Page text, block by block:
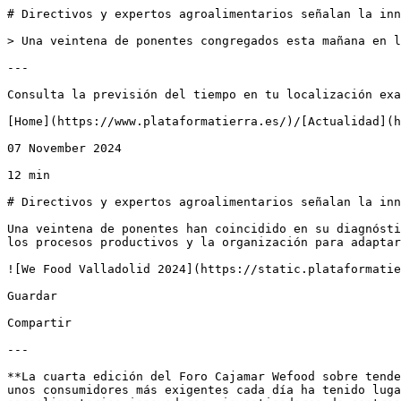
# Directivos y expertos agroalimentarios señalan la innovación como respuesta clave a las demandas del consumidor en el Foro Cajamar WeFood

> Una veintena de ponentes congregados esta mañana en la sede de Cajamar en Valladolid han coincidido en su diagnóstico

---

Consulta la previsión del tiempo en tu localización exactaSuscríbete a nuestra Newsletter semanal

[Home](https://www.plataformatierra.es/)/[Actualidad](https://www.plataformatierra.es/actualidad)

07 November 2024

12 min

# Directivos y expertos agroalimentarios señalan la innovación como respuesta clave a las demandas del consumidor en el Foro Cajamar WeFood

Una veintena de ponentes han coincidido en su diagnóstico sobre la importancia de evolucionar en los productos que la industria agroalimentaria pone en el mercado, en los procesos productivos y la organización para adaptarse a las nuevas demandas de consumo

![We Food Valladolid 2024](https://static.plataformatierra.es/strapi-uploads/assets/web_we_food_valladolid_2024_1_488b8eb37f.png)

Guardar

Compartir

---

**La cuarta edición del Foro Cajamar Wefood sobre tendencias alimentarias futuras que respondan al reto de alimentar a una población mundial creciente y atender a unos consumidores más exigentes cada día ha tenido lugar esta mañana en la sede de Cajamar en Valladolid, donde una veintena de directivos de empresas agroalimentarias innovadoras, investigadores de centros tecnológicos públicos y privados, y expertos del sector han dado a conocer las fórmulas que la industria alimentaria está ofreciendo, a través de la innovación y el conocimiento, ante los cambios en la demanda de productos más naturales, funcionales, sostenibles y con mayor valor nutricional.**

El encuentro, bajo el título **‘Desafíos y la respuesta de la industria agroalimentaria‘**, organizado por **Cajamar**, en colaboración con la asociación de la industria alimentaria, Vitartis, el centro de investigación **ITACYL** y el centro tecnológico **CARTIF**, ha mostrado, una vez más, el valor de la colaboración entre las empresas y los centros tecnológicos y de investigación públicos y privados para impulsar la innovación y el desarrollo tecnológico. 

Asimismo, durante el mismo se han abordado temas de interés como la respuesta de la industria ante los cambios en la demanda del consumidor, los nuevos formatos de alimentos y las nuevas tecnologías de procesado, y la digitalización y automatización en la industria alimentaria, conjugando eficiencia y sostenibilidad. 

Cerca de un centenar de asistentes han tenido la oportunidad de conocer todos los ámbitos de la innovación en la industria alimentaria, a través del conocimiento de casos de empresas especializadas y pioneras en cada uno de los ámbitos tratados y de las aportaciones realizadas desde los centros tecnológicos.

La jornada ha sido inaugurada por el director territorial de Cajamar en Castilla y León, **José Antonio Benavides**, y el director de Innovación y Desarrollo Agroalimentario de Cajamar, **Manuel Lainez**, que han indicado que la revolución alimentaria es una realidad y, entre todos, debemos ser capaces de atender las tendencias alimentarias futuras. 

Benavides ha comenzado su intervención con **unas palabras de condolencia por los fallecidos y afectados por la DANA**. A continuación, ha puesto en valor “_las nuevas tecnologías que la industria alimentaria está implementando en materia de conservación, biodiversidad, como son la mejora en los hábitos de alimentación de los animales, la genética de las semillas y la eficiencia hídrica_”, y ha explicado como “_desde Cajamar estamos impulsando la innovación agroalimentaria a través de nuestras estaciones experimentales_”.

Por su parte, **Manuel Lainez** ha explicado que “_la labor de Cajamar, entidad especializada en el sector agroalimentario, no es solo